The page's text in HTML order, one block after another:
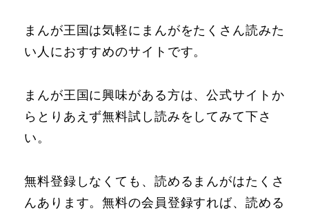
まんが王国は気軽にまんがをたくさん読みた
い人におすすめのサイトです。
まんが王国に興味がある方は、公式サイトか
らとりあえず無料試し読みをしてみて下さ
い。
無料登録しなくても、読めるまんがはたくさ
んあります。無料の会員登録すれば、読める